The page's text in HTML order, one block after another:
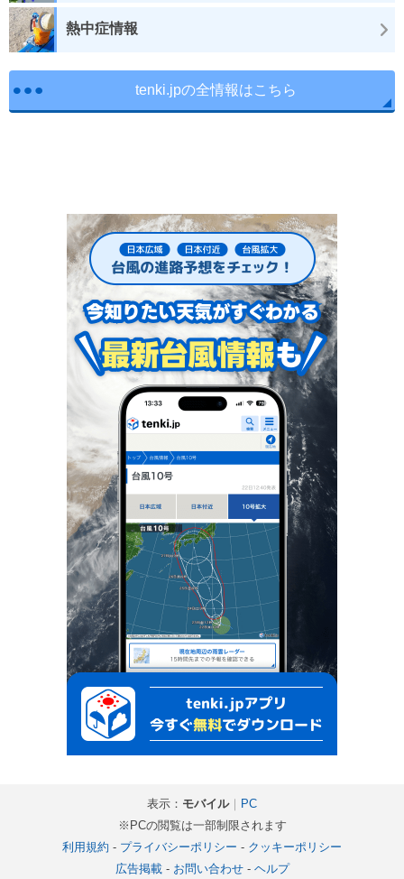
熱中症情報
tenki.jpの全情報はこちら
表示： モバイル｜ PC
※PCの閲覧は一部制限されます
利用規約 - プライバシーポリシー - クッキーポリシー
広告掲載- お問い合わせ- ヘルプ